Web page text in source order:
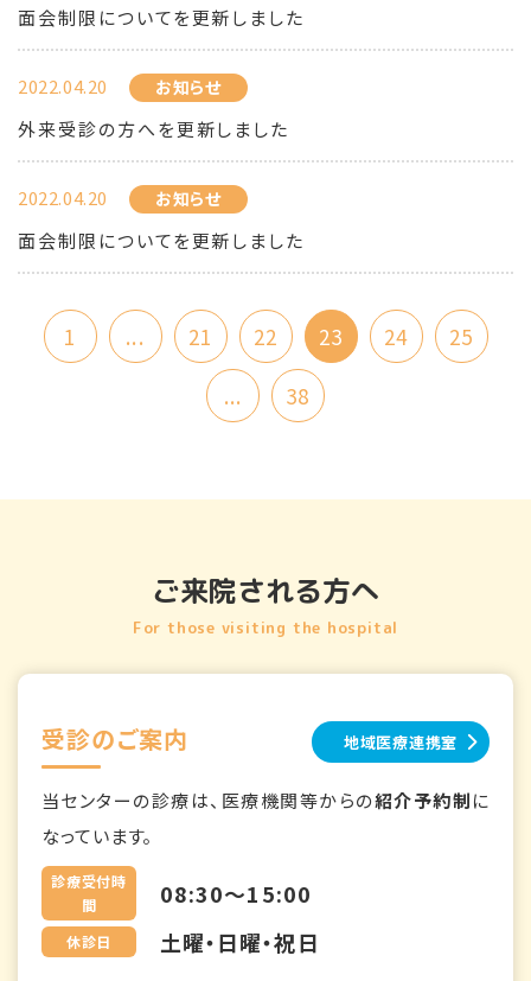
面会制限についてを更新しました
2022.04.20 お知らせ
外来受診の方へを更新しました
2022.04.20 お知らせ
面会制限についてを更新しました
1 ... 21 22 23 24
25
...
38
ご来院される方へ
For those visiting the hospital
受診のご案内 地域医療連携室
当センターの診療は、医療機関等からの紹介予約制に
なっています。
診療受付時
間
08:30～15:00
休診日 土曜・日曜・祝日